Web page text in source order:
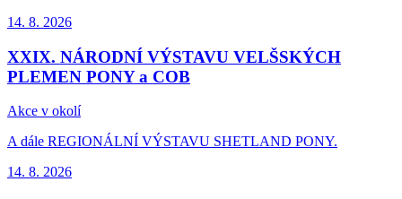
14. 8. 2026
XXIX. NÁRODNÍ VÝSTAVU VELŠSKÝCH
PLEMEN PONY a COB
Akce v okolí
A dále REGIONÁLNÍ VÝSTAVU SHETLAND PONY.
14. 8. 2026